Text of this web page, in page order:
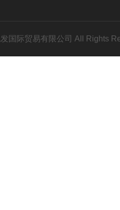
国际贸易有限公司 All Rights